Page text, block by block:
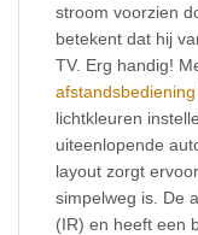
stroom voorzien
betekent dat hij
TV. Erg handig!
afstandsbediening
lichtkleuren
uiteenlopende
layout zorgt
simpelweg is. De
(IR) en heeft een